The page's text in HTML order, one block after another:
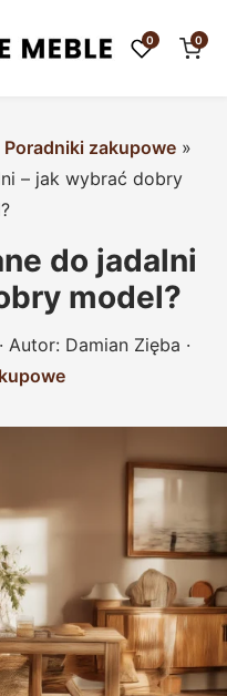
0 0
Poradniki zakupowe»
– jak wybrać dobry
do jadalni
model?
· Autor: Damian Zięba ·